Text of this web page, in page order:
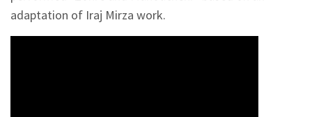
adaptation of Iraj Mirza work.